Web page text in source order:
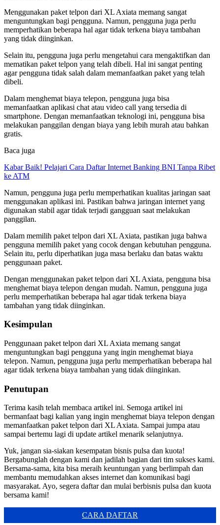
Menggunakan paket telpon dari XL Axiata memang sangat
menguntungkan bagi pengguna. Namun, pengguna juga perlu
memperhatikan beberapa hal agar tidak terkena biaya tambahan
yang tidak diinginkan.
Selain itu, pengguna juga perlu mengetahui cara mengaktifkan dan
mematikan paket telpon yang telah dibeli. Hal ini sangat penting
agar pengguna tidak salah dalam memanfaatkan paket yang telah
dibeli.
Dalam menghemat biaya telepon, pengguna juga bisa
memanfaatkan aplikasi chat atau video call yang tersedia di
smartphone. Dengan memanfaatkan teknologi ini, pengguna bisa
melakukan panggilan dengan biaya yang lebih murah atau bahkan
gratis.
Baca juga
Kabar Baik! Pelajari Cara Daftar Internet Banking BNI Tanpa Ribet
ke ATM
Namun, pengguna juga perlu memperhatikan kualitas jaringan saat
menggunakan aplikasi ini. Pastikan bahwa jaringan internet yang
digunakan stabil agar tidak terjadi gangguan saat melakukan
panggilan.
Dalam memilih paket telpon dari XL Axiata, pastikan juga bahwa
pengguna memilih paket yang cocok dengan kebutuhan pengguna.
Selain itu, perlu diperhatikan juga masa berlaku dan batas waktu
penggunaan paket.
Dengan menggunakan paket telpon dari XL Axiata, pengguna bisa
menghemat biaya telepon dengan mudah. Namun, pengguna juga
perlu memperhatikan beberapa hal agar tidak terkena biaya
tambahan yang tidak diinginkan.
Kesimpulan
Penggunaan paket telpon dari XL Axiata memang sangat
menguntungkan bagi pengguna yang ingin menghemat biaya
telepon. Namun, pengguna juga perlu memperhatikan beberapa hal
agar tidak terkena biaya tambahan yang tidak diinginkan.
Penutupan
Terima kasih telah membaca artikel ini. Semoga artikel ini
bermanfaat bagi kalian yang ingin menghemat biaya telepon dengan
memanfaatkan paket telpon dari XL Axiata. Sampai jumpa atau
sampai bertemu lagi di update artikel menarik selanjutnya.
Yuk, jangan sia-siakan kesempatan bisnis pulsa dan kuota!
Bergabunglah dengan kami dan jadilah bagian dari tim sukses kami.
Bersama-sama, kita bisa meraih keuntungan yang berlimpah dan
membantu memudahkan akses internet dan komunikasi bagi
masyarakat. Ayo, segera daftar dan mulai berbisnis pulsa dan kuota
bersama kami!
CARA DAFTAR